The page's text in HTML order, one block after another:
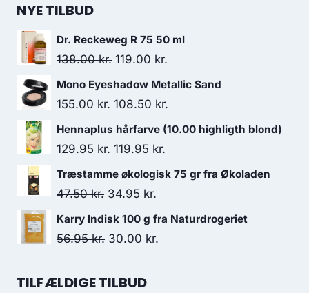
NYE TILBUD
Dr. Reckeweg R 75 50 ml
138.00kr. Den
oprindelige
pris
var:
138.00 kr..
119.00 kr.
aktuelle
Mono Eyeshadow Metallic Sand
155.00kr. Den
oprindelige
pris
155.00 kr..
108.50 kr.
aktuelle
Hennaplus hårfarve (10.00 highligth blond)
129.95kr. Den
oprindelige
pris
129.95 kr..
119.95 kr.
aktuelle
Træstamme økologisk 75 gr fra Økoladen
47.50kr. Den
oprindelige
pris
47.50 kr..
34.95 kr.
aktuelle
Karry Indisk 100 g fra Naturdrogeriet
56.95kr. Den
pris
30.00 kr.
TILFÆLDIGE TILBUD